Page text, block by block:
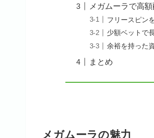
メガムーラで高
フリースピン
少額ベットで
余裕を持った
まとめ
メガムーラの魅力